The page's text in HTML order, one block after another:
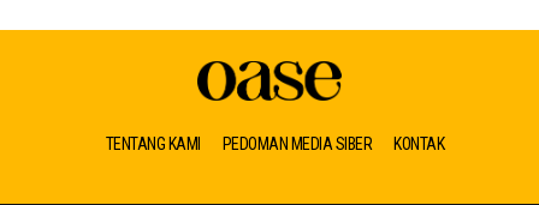
TENTANG KAMI PEDOMAN MEDIA SIBER KONTAK